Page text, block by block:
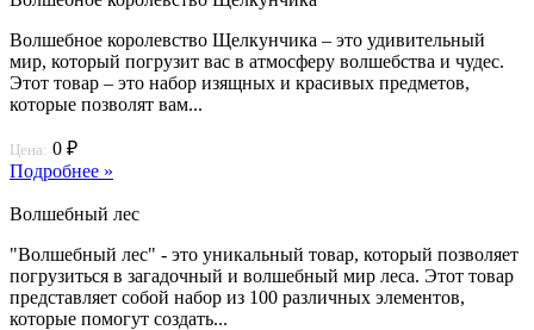
Волшебное королевство Щелкунчика – это удивительный
мир, который погрузит вас в атмосферу волшебства и чудес.
Этот товар – это набор изящных и красивых предметов,
которые позволят вам...
Цена: 0 ₽
Подробнее »
Волшебный лес
"Волшебный лес" - это уникальный товар, который позволяет
погрузиться в загадочный и волшебный мир леса. Этот товар
представляет собой набор из 100 различных элементов,
которые помогут создать...